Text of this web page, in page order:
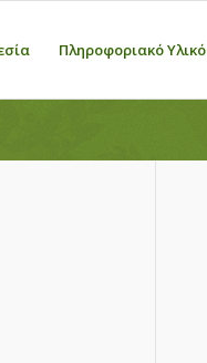
Πληροφοριακό Υλικό